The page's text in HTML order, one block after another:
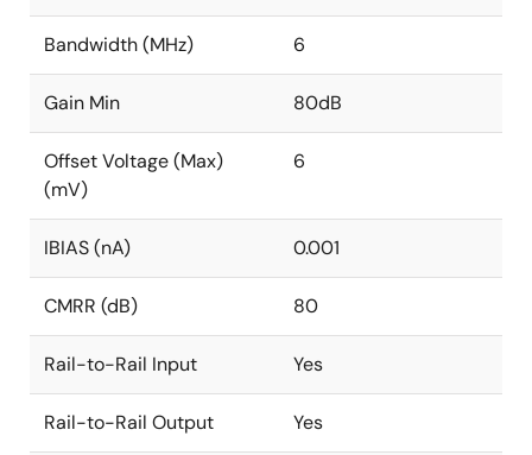
Bandwidth (MHz) 6
Gain Min 80dB
Offset Voltage (Max)
(mV)
6
IBIAS (nA) 0.001
CMRR (dB) 80
Rail-to-Rail Input Yes
Rail-to-Rail Output Yes